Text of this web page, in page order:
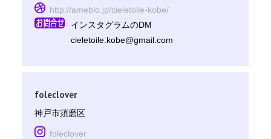
http://ameblo.jp/cieletoile-kobe/
インスタグラムのDM
cieletoile.kobe@gmail.com
foleclover
神戸市須磨区
foleclover